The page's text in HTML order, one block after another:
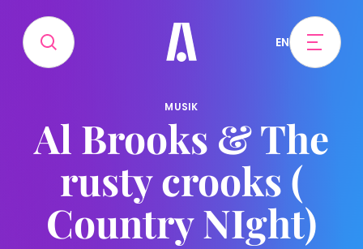
EN
MUSIK
Al Brooks & The
rusty crooks (
Country NIght)